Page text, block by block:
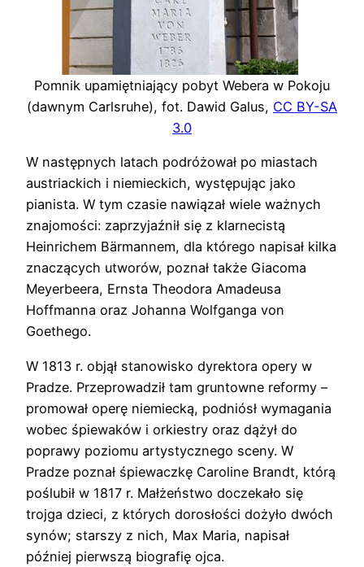
Pomnik upamiętniający pobyt Webera w Pokoju
(dawnym Carlsruhe), fot. Dawid Galus, CC BY-SA
3.0
W następnych latach podróżował po miastach
austriackich i niemieckich, występując jako
pianista. W tym czasie nawiązał wiele ważnych
znajomości: zaprzyjaźnił się z klarnecistą
Heinrichem Bärmannem, dla którego napisał kilka
znaczących utworów, poznał także Giacoma
Meyerbeera, Ernsta Theodora Amadeusa
Hoffmanna oraz Johanna Wolfganga von
Goethego.
W 1813 r. objął stanowisko dyrektora opery w
Pradze. Przeprowadził tam gruntowne reformy –
promował operę niemiecką, podniósł wymagania
wobec śpiewaków i orkiestry oraz dążył do
poprawy poziomu artystycznego sceny. W
Pradze poznał śpiewaczkę Caroline Brandt, którą
poślubił w 1817 r. Małżeństwo doczekało się
trojga dzieci, z których dorosłości dożyło dwóch
synów; starszy z nich, Max Maria, napisał
później pierwszą biografię ojca.